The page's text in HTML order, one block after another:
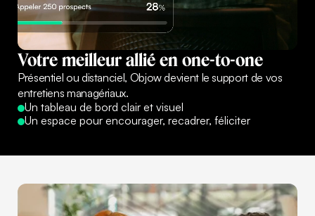
Votre meilleur allié en one-to-one
Présentiel ou distanciel, Objow devient le support de vos
entretiens managériaux.
Un tableau de bord clair et visuel
Un espace pour encourager, recadrer, féliciter